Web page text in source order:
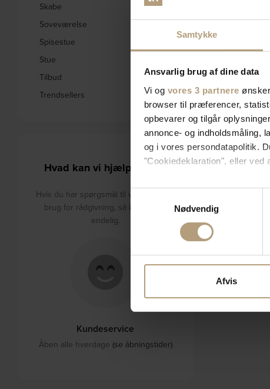
Samtykke
Ansvarlig brug af dine data
Vi og vores 3 partnere
browser til præferencer,
opbevarer og tilgår
annonce- og indholdsmåling,
og i vores persondatapolitik.
"Cookiedeklaration", eller ved
Hvis du tillader det, vil vi også
Indsamle præcise
Identificere din enhed
Dine valg anvendes på hele
annonceringspartnere og
dem, eller som de har
Samtykkevalg
Nødvendig
Afvis
Skabe 332
Soveværelse
Spisestue
Stue
Tilbud 1845
Trendsellers 571
Hvad kan vi hjælpe med?
Hvis du har spørgsmål til varerne eller
brug for rådgivning, så kontakt os
endelig.
Kundeservice
Åben alle hverdage (se åbningstider)